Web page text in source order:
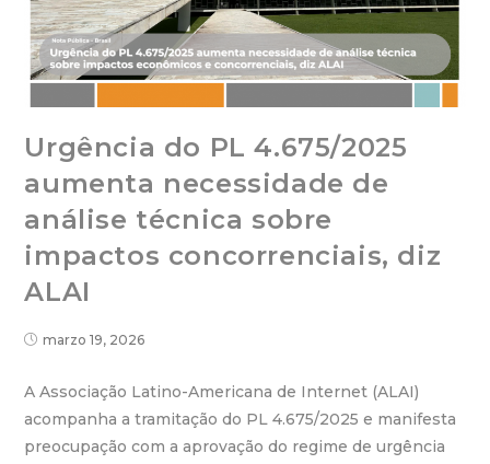
Urgência do PL 4.675/2025
aumenta necessidade de
análise técnica sobre
impactos concorrenciais, diz
ALAI
marzo 19, 2026
A Associação Latino-Americana de Internet (ALAI)
acompanha a tramitação do PL 4.675/2025 e manifesta
preocupação com a aprovação do regime de urgência